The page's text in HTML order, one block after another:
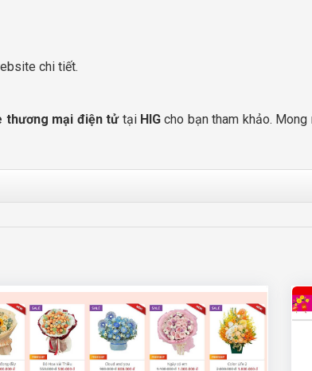
chi tiết.
thương mại điện tửtại HIGcho bạn tham khảo.